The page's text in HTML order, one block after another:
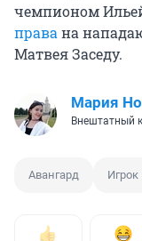
чемпионом
права на
Матвея Заседу.
Мария
Внештатный
Авангард Игрок